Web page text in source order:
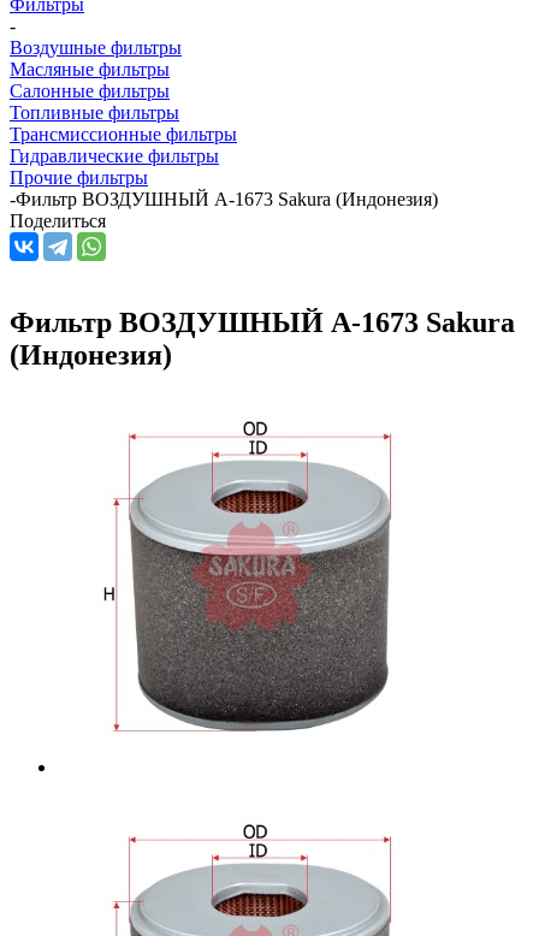
-
Воздушные фильтры
Масляные фильтры
Салонные фильтры
Топливные фильтры
Трансмиссионные фильтры
Гидравлические фильтры
Прочие фильтры
-Фильтр ВОЗДУШНЫЙ A-1673 Sakura (Индонезия)
Поделиться
Фильтр ВОЗДУШНЫЙ A-1673 Sakura
(Индонезия)